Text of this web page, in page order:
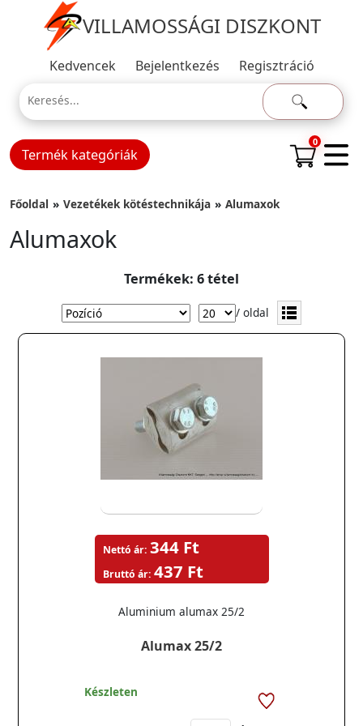
VILLAMOSSÁGI DISZKONT
Kedvencek Bejelentkezés Regisztráció
Termék kategóriák
0
Főoldal Vezetékek kötéstechnikája Alumaxok
Alumaxok
Termékek: 6 tétel
/ oldal
Alumax 25/2
Aluminium alumax 25/2
Nettó ár: 344 Ft
Bruttó ár: 437 Ft
Készleten